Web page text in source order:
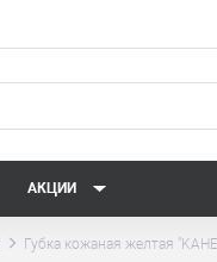
АКЦИИ
Губка кожаная желтая